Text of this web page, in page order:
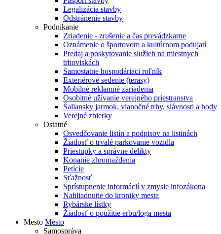
Legalizácia stavby
Odstránenie stavby
Podnikanie
Zriadenie - zrušenie a čas prevádzkarne
Oznámenie o športovom a kultúrnom podujatí
Predaj a poskytovanie služieb na miestnych
trhoviskách
Samostatne hospodáriaci roľník
Exteriérové sedenie (terasy)
Mobilné reklamné zariadenia
Osobitné užívanie verejného priestranstva
Šaliansky jarmok, vianočné trhy, slávnosti a hody
Verejné zbierky
Ostatné
Osvedčovanie listín a podpisov na listinách
Žiadosť o trvalé parkovanie vozidla
Priestupky a správne delikty
Konanie zhromaždenia
Petície
Sťažnosť
Sprístupnenie informácií v zmysle infozákona
Nahliadnutie do kroniky mesta
Rybárske lístky
Žiadosť o použitie erbu/loga mesta
Mesto Mesto
Samospráva